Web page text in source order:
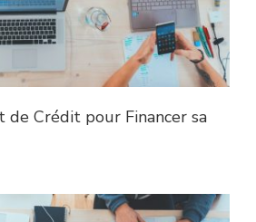
de Crédit pour Financer sa